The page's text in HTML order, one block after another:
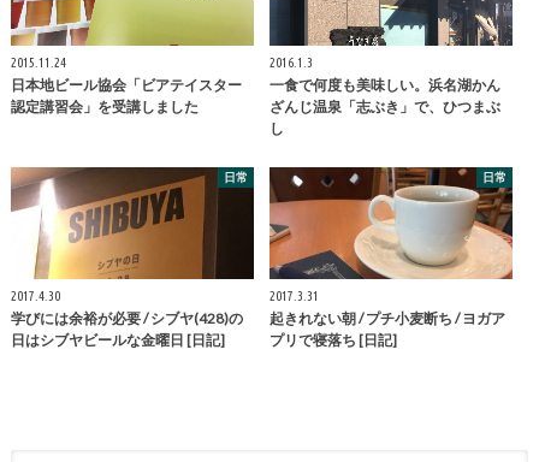
2015.11.24
日本地ビール協会「ビアテイスター
認定講習会」を受講しました
2016.1.3
一食で何度も美味しい。浜名湖かん
ざんじ温泉「志ぶき」で、ひつまぶ
し
日常
2017.4.30
学びには余裕が必要 / シブヤ(428)の
日はシブヤビールな金曜日 [日記]
日常
2017.3.31
起きれない朝 / プチ小麦断ち / ヨガア
プリで寝落ち [日記]